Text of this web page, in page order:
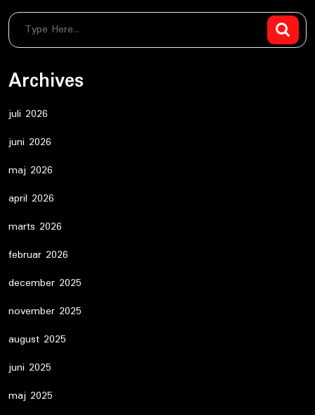
Archives
juli 2026
juni 2026
maj 2026
april 2026
marts 2026
februar 2026
december 2025
november 2025
august 2025
juni 2025
maj 2025